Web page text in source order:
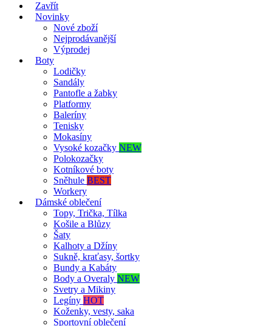
Zavřít
Novinky
Nové zboží
Nejprodávanější
Výprodej
Boty
Lodičky
Sandály
Pantofle a žabky
Platformy
Baleríny
Tenisky
Mokasíny
Vysoké kozačky NEW
Polokozačky
Kotníkové boty
Sněhule BEST
Workery
Dámské oblečení
Topy, Trička, Tílka
Košile a Blůzy
Šaty
Kalhoty a Džíny
Sukně, kraťasy, šortky
Bundy a Kabáty
Body a Overaly NEW
Svetry a Mikiny
Legíny HOT
Koženky, vesty, saka
Sportovní oblečení